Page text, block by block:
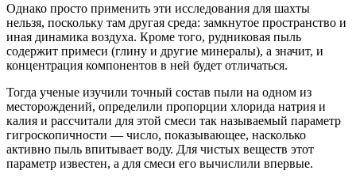
Однако просто применить эти исследования для шахты
нельзя, поскольку там другая среда: замкнутое пространство и
иная динамика воздуха. Кроме того, рудниковая пыль
содержит примеси (глину и другие минералы), а значит, и
концентрация компонентов в ней будет отличаться.
Тогда ученые изучили точный состав пыли на одном из
месторождений, определили пропорции хлорида натрия и
калия и рассчитали для этой смеси так называемый параметр
гигроскопичности — число, показывающее, насколько
активно пыль впитывает воду. Для чистых веществ этот
параметр известен, а для смеси его вычислили впервые.